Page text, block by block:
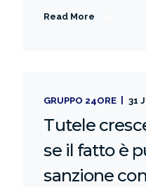
Read More
GRUPPO 24ORE 31
Tutele
se il fatto è
sanzione